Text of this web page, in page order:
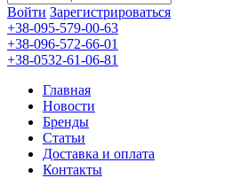
Войти Зарегистрироваться
+38-095-579-00-63
+38-096-572-66-01
+38-0532-61-06-81
Главная
Новости
Бренды
Статьи
Доставка и оплата
Контакты